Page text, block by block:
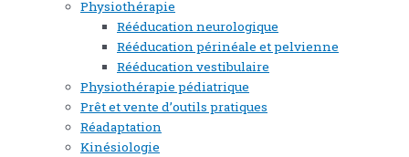
Physiothérapie
Rééducation neurologique
Rééducation périnéale et pelvienne
Rééducation vestibulaire
Physiothérapie pédiatrique
Prêt et vente d’outils pratiques
Réadaptation
Kinésiologie